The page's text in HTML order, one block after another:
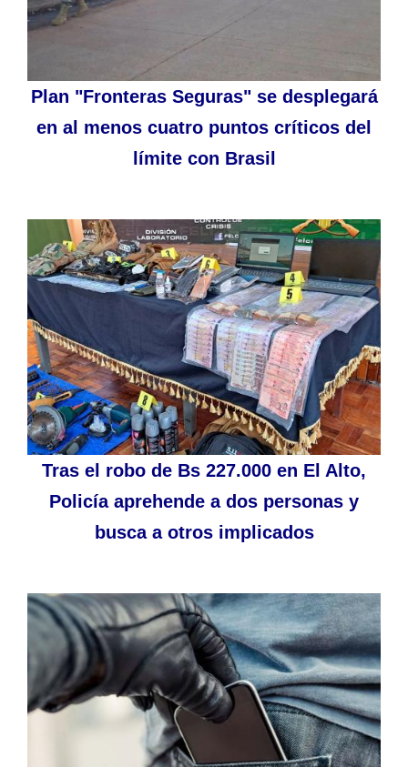
Plan "Fronteras Seguras" se desplegará
en al menos cuatro puntos críticos del
límite con Brasil
Tras el robo de Bs 227.000 en El Alto,
Policía aprehende a dos personas y
busca a otros implicados